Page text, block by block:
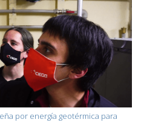
por energía geotérmica para